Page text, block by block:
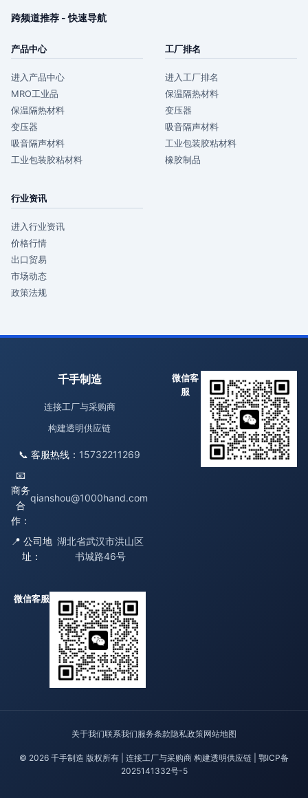
跨频道推荐 - 快速导航
产品中心
进入产品中心
MRO工业品
保温隔热材料
变压器
吸音隔声材料
工业包装胶粘材料
工厂排名
进入工厂排名
保温隔热材料
变压器
吸音隔声材料
工业包装胶粘材料
橡胶制品
行业资讯
进入行业资讯
价格行情
出口贸易
市场动态
政策法规
千手制造
连接工厂与采购商
构建透明供应链
📞 客服热线： 15732211269
📧
商务
合
作：
qianshou@1000hand.com
📍 公司地
址：
湖北省武汉市洪山区
书城路46号
微信客
服
微信客服
关于我们联系我们服务条款隐私政策网站地图
© 2026 千手制造 版权所有 | 连接工厂与采购商 构建透明供应链 | 鄂ICP备
2025141332号-5